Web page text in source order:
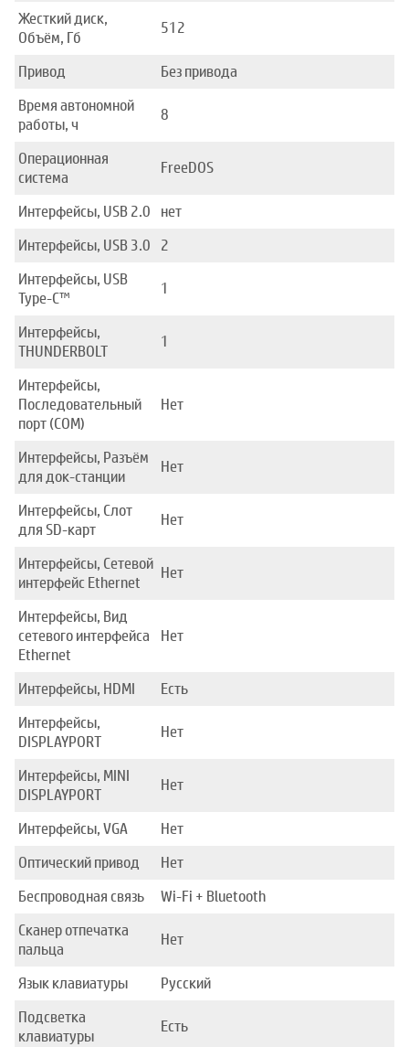
Жесткий диск,
Объём, Гб
512
Привод
Без привода
Время автономной
работы, ч
8
Операционная
система
FreeDOS
Интерфейсы, USB 2.0
нет
Интерфейсы, USB 3.0
2
Интерфейсы, USB
Type-C™
1
Интерфейсы,
THUNDERBOLT
1
Интерфейсы,
Последовательный
порт (COM)
Нет
Интерфейсы, Разъём
для док-станции
Нет
Интерфейсы, Слот
для SD-карт
Нет
Интерфейсы, Сетевой
интерфейс Ethernet
Нет
Интерфейсы, Вид
сетевого интерфейса
Ethernet
Нет
Интерфейсы, HDMI
Есть
Интерфейсы,
DISPLAYPORT
Нет
Интерфейсы, MINI
DISPLAYPORT
Нет
Интерфейсы, VGA
Нет
Оптический привод
Нет
Беспроводная связь
Wi-Fi + Bluetooth
Сканер отпечатка
пальца
Нет
Язык клавиатуры
Русский
Подсветка
клавиатуры
Есть